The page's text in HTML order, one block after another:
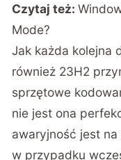
Czytaj też:
Mode?
Jak każda kolejna
również 23H2
sprzętowe
nie jest ona
awaryjność jest
w przypadku